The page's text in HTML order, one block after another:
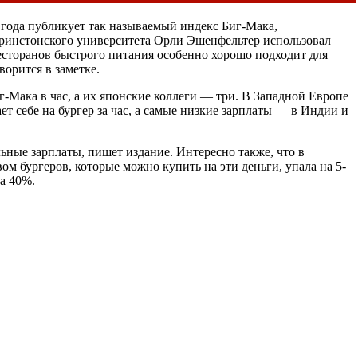
публикует так называемый индекс Биг-Мака,
университета Орли Эшенфельтер использовал
быстрого питания особенно хорошо подходит для
в заметке.
Мака в час, а их японские коллеги — три. В Западной Европе
себе на бургер за час, а самые низкие зарплаты — в Индии и
зарплаты, пишет издание. Интересно также, что в
бургеров, которые можно купить на эти деньги, упала на 5-
40%.